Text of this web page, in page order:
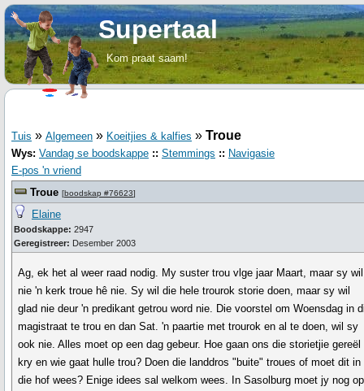
Supertaal
Kom praat saam!
Tuis » Algemeen » Koeitjies & kalfies » Troue
Wys: Vandag se boodskappe :: Stemmings :: Navigasie
E-pos 'n vriend
Troue [boodskap #76623]
Elaine
Boodskappe: 2947
Geregistreer: Desember 2003
Ag, ek het al weer raad nodig. My suster trou vlge jaar Maart, maar sy wil
nie 'n kerk troue hê nie. Sy wil die hele trourok storie doen, maar sy wil
glad nie deur 'n predikant getrou word nie. Die voorstel om Woensdag in
magistraat te trou en dan Sat. 'n paartie met trourok en al te doen, wil sy
ook nie. Alles moet op een dag gebeur. Hoe gaan ons die storietjie gereël
kry en wie gaat hulle trou? Doen die landdros "buite" troues of moet dit in
die hof wees? Enige idees sal welkom wees. In Sasolburg moet jy nog